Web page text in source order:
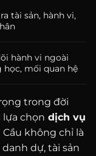
tài sản, hành vi,
hành vi ngoài
học, mối quan hệ
trong đời
lựa chọn dịch vụ
không chỉ là
dự, tài sản